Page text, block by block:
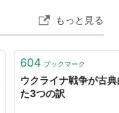
困難です。これ以
らなる人命喪失と
したがって…
もっと見る
604 ブックマーク
ウクライナ戦争が古
た3つの訳